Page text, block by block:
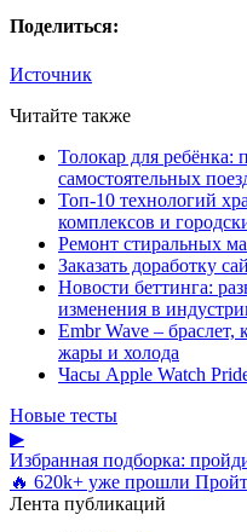
Поделиться:
Источник
Читайте также
Толокар для ребёнка:
самостоятельных
Топ-10 технологий
комплексов и
Ремонт стиральных
Заказать доработку
Новости беттинга:
изменения в
Embr Wave – браслет,
жары и холода
Часы Apple Watch
Новые тесты
▶
Избранная подборка:
🔥 620k+ уже прошли
Лента публикаций